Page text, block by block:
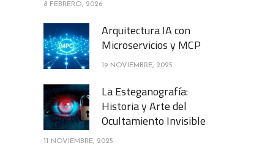
8 FEBRERO, 2026
Arquitectura IA con
Microservicios y MCP
19 NOVIEMBRE, 2025
La Esteganografía:
Historia y Arte del
Ocultamiento Invisible
11 NOVIEMBRE, 2025